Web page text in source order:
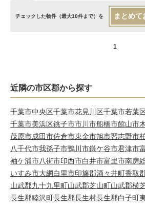
チェックした物件（最大10件まで）を まとめ
1
近隣の市区郡から探す
千葉市中央区千葉市花見川区千葉市若葉
千葉市美浜区銚子市市川市船橋市館山市
茂原市成田市佐倉市東金市旭市習志野市
八千代市我孫子市鴨川市鎌ケ谷市君津市
袖ケ浦市八街市印西市白井市富里市南房
いすみ市大網白里市印旛郡酒々井町香取
山武郡九十九里町山武郡芝山町山武郡横
長生郡睦沢町長生郡長生村長生郡白子町